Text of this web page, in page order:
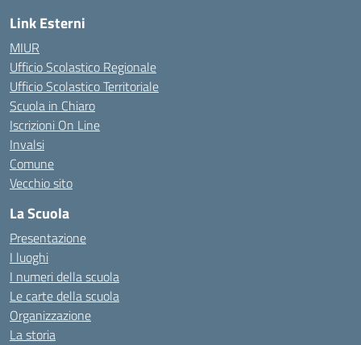
Link Esterni
MIUR
Ufficio Scolastico Regionale
Ufficio Scolastico Territoriale
Scuola in Chiaro
Iscrizioni On Line
Invalsi
Comune
Vecchio sito
La Scuola
Presentazione
I luoghi
I numeri della scuola
Le carte della scuola
Organizzazione
La storia